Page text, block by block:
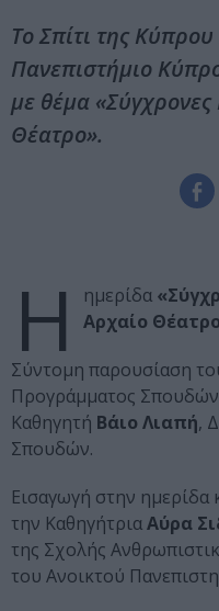
Το Σπίτι της Κύπρου
Πανεπιστήμιο
με θέμα «Σύγχρονες
Θέατρο».
Η ημερίδα
Αρχαίο
Σύντομη παρουσίαση
Προγράμματος Σπουδών
Καθηγητή Βάιο Λιαπή,
Σπουδών.
Εισαγωγή στην
την ΚαθηγήτριαΑύρα
της Σχολής
του Ανοικτού